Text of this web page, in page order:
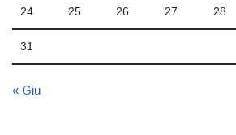
24 25 26 27 28
31
« Giu